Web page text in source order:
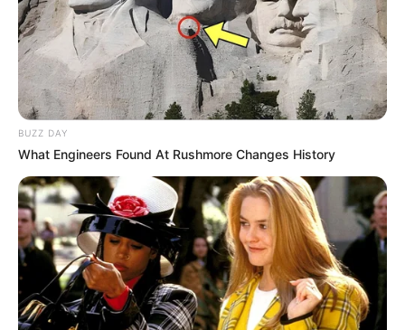
BUZZ DAY
What Engineers Found At Rushmore Changes History